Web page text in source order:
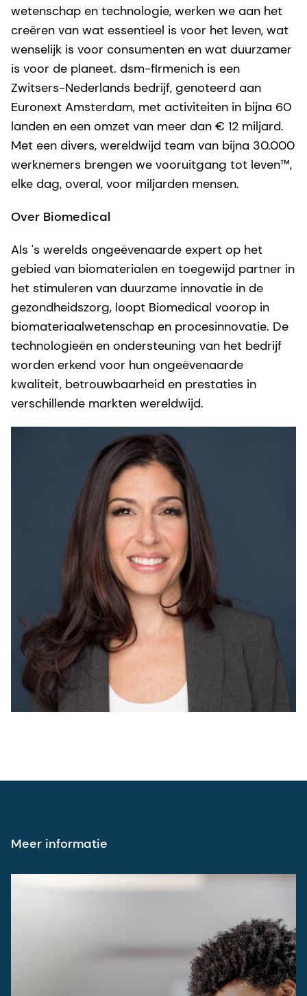
wetenschap en technologie, werken we aan het
creëren van wat essentieel is voor het leven, wat
wenselijk is voor consumenten en wat duurzamer
is voor de planeet. dsm-firmenich is een
Zwitsers-Nederlands bedrijf, genoteerd aan
Euronext Amsterdam, met activiteiten in bijna 60
landen en een omzet van meer dan € 12 miljard.
Met een divers, wereldwijd team van bijna 30.000
werknemers brengen we vooruitgang tot leven™,
elke dag, overal, voor miljarden mensen.
Over Biomedical
Als 's werelds ongeëvenaarde expert op het
gebied van biomaterialen en toegewijd partner in
het stimuleren van duurzame innovatie in de
gezondheidszorg, loopt Biomedical voorop in
biomateriaalwetenschap en procesinnovatie. De
technologieën en ondersteuning van het bedrijf
worden erkend voor hun ongeëvenaarde
kwaliteit, betrouwbaarheid en prestaties in
verschillende markten wereldwijd.
Meer informatie